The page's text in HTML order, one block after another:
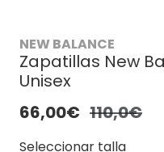
NEW BALANCE
Zapatillas New
Unisex
66,00€ 110,0€
Seleccionar talla